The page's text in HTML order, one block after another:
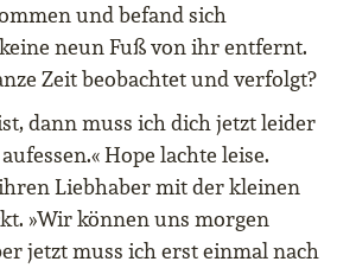
und befand sich
neun Fuß von ihr entfernt.
Zeit beobachtet und verfolgt?
dann muss ich dich jetzt leider
Hope lachte leise.
Liebhaber mit der kleinen
»Wir können uns morgen
jetzt muss ich erst einmal nach